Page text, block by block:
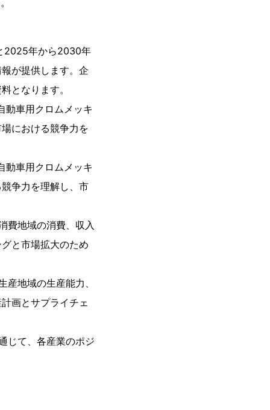
2025年から2030年
が提供します。企
となります。
動車用クロムメッキ
における競争力を
動車用クロムメッキ
争力を理解し、市
費地域の消費、収入
と市場拡大のため
産地域の生産能力、
画とサプライチェ
じて、各産業のポジ